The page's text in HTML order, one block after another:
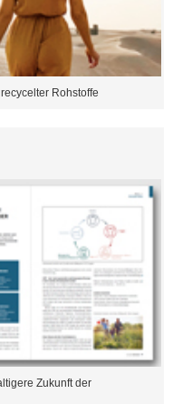
Rohstoffe
Zukunft der